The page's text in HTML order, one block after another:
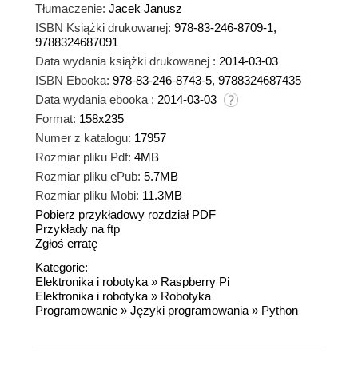
Tłumaczenie: Jacek Janusz
ISBN Książki drukowanej: 978-83-246-8709-1,
9788324687091
Data wydania książki drukowanej : 2014-03-03
ISBN Ebooka: 978-83-246-8743-5, 9788324687435
Data wydania ebooka : 2014-03-03
Format: 158x235
Numer z katalogu: 17957
Rozmiar pliku Pdf: 4MB
Rozmiar pliku ePub: 5.7MB
Rozmiar pliku Mobi: 11.3MB
Pobierz przykładowy rozdział PDF
Przykłady na ftp
Zgłoś erratę
Kategorie:
Elektronika i robotyka » Raspberry Pi
Elektronika i robotyka » Robotyka
Programowanie » Języki programowania » Python